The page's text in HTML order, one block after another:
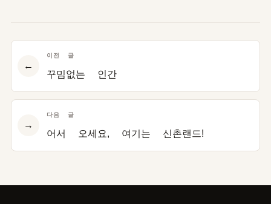
←
이전 글
꾸밈없는 인간
다음 글
어서 오세요, 여기는 신촌랜드!
→